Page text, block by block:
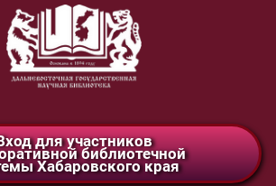
для участников
библиотечной
Хабаровского края